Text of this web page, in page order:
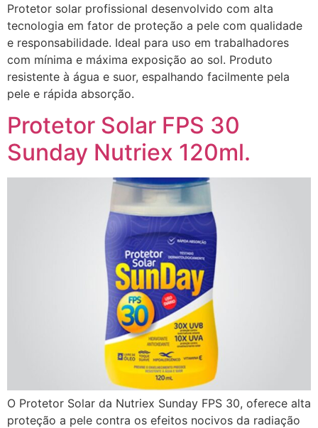
Protetor solar profissional desenvolvido com alta
tecnologia em fator de proteção a pele com qualidade
e responsabilidade. Ideal para uso em trabalhadores
com mínima e máxima exposição ao sol. Produto
resistente à água e suor, espalhando facilmente pela
pele e rápida absorção.
Protetor Solar FPS 30
Sunday Nutriex 120ml.
O Protetor Solar da Nutriex Sunday FPS 30, oferece alta
proteção a pele contra os efeitos nocivos da radiação